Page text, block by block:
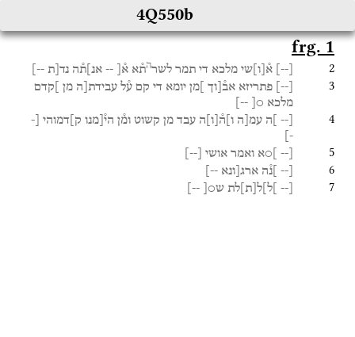
4Q550b
frg. 1
2
-- א֯ ו שי מלכא די תמר לשרהת֯א א֯[ -- אנ]ת֯ה נד[ת --]
3
-- פתריזא אב֯[וך ]מן יומא די קם ע֯ל עבידת[ה מן
]קדם
מלכא ○[
--]
4
[-- ]ה עמ[ה ו]ה֯ ו ה עבד מן קשוט ומ֯ן הי֯[מנו ק]דמוהי
-
-
5
[-- ]○א ואמר אושי --
6
[-- ]נ֯ה ארג[ונא --]
7
[-- ]ל]ל ת לת ש○[ --]